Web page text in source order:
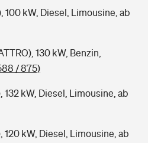
100 kW, Diesel, Limousine, ab
130 kW, Benzin,
/ 875)
132 kW, Diesel, Limousine, ab
120 kW, Diesel, Limousine, ab